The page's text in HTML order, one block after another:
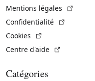
Mentions légales
Confidentialité
Cookies
Centre d'aide
Catégories